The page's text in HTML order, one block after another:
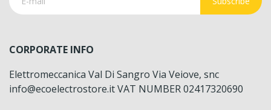
CORPORATE INFO
Elettromeccanica Val Di Sangro Via Veiove, snc
info@ecoelectrostore.it VAT NUMBER 02417320690